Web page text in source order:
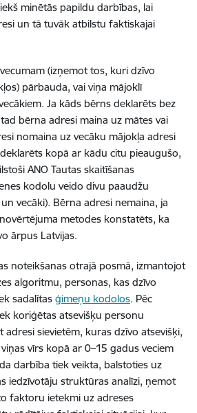
minētās papildu darbības, lai
un tā tuvāk atbilstu faktiskajai
(izņemot tos, kuri dzīvo
pārbauda, vai viņa mājoklī
Ja kāds bērns deklarēts bez
bērna adresi maina uz mātes vai
nomaina uz vecāku mājokļa adresi
kopā ar kādu citu pieaugušo,
ANO Tautas skaitīšanas
kodolu veido divu paaudžu
vecāki). Bērna adresi nemaina, ja
metodes konstatēts, ka
ārpus Latvijas.
noteikšanas otrajā posmā, izmantojot
algoritmu, personas, kas dzīvo
sadalītas ģimeņu kodolos. Pēc
koriģētas atsevišķu personu
adresi sievietēm, kuras dzīvo atsevišķi,
vīrs kopā ar 0–15 gadus veciem
darbība tiek veikta, balstoties uz
iedzīvotāju struktūras analīzi, ņemot
faktoru ietekmi uz adreses